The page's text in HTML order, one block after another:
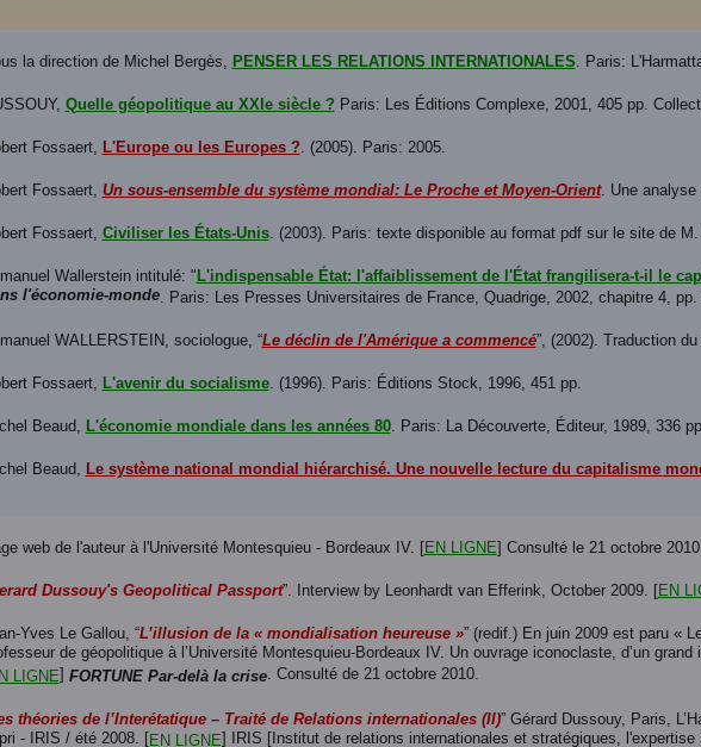
la direction de Michel Bergès, PENSER LES RELATIONS INTERNATIONALES. Paris:
Quelle géopolitique au XXIe siècle ? Paris: Les Éditions Complexe, 2001, 405 pp.
Fossaert, L'Europe ou les Europes ?. (2005). Paris: 2005.
Fossaert, Un sous-ensemble du système mondial: Le Proche et Moyen-Orient. Une analyse
Fossaert, Civiliser les États-Unis. (2003). Paris: texte disponible au format pdf sur le site de
Wallerstein intitulé: " L'indispensable État: l'affaiblissement de l'État frangilisera-t-il le
l'économie-monde. Paris: Les Presses Universitaires de France, Quadrige, 2002, chapitre 4, pp.
WALLERSTEIN, sociologue, “Le déclin de l'Amérique a commencé”, (2002). Traduction
Fossaert, L'avenir du socialisme. (1996). Paris: Éditions Stock, 1996, 451 pp.
Beaud, L'économie mondiale dans les années 80. Paris: La Découverte, Éditeur, 1989, 336
Beaud, Le système national mondial hiérarchisé. Une nouvelle lecture du capitalisme
web de l'auteur à l'Université Montesquieu - Bordeaux IV. [EN LIGNE] Consulté le 21 octobre
Dussouy's Geopolitical Passport”. Interview by Leonhardt van Efferink, October 2009. [EN
Yves Le Gallou, “L’illusion de la « mondialisation heureuse »” (redif.) En juin 2009 est paru «
de géopolitique à l’Université Montesquieu-Bordeaux IV. Un ouvrage iconoclaste, d’un
LIGNE] FORTUNE Par-delà la crise. Consulté de 21 octobre 2010.
théories de l’Interétatique – Traité de Relations internationales (II)” Gérard Dussouy, Paris,
- IRIS / été 2008. [EN LIGNE] IRIS [Institut de relations internationales et stratégiques,